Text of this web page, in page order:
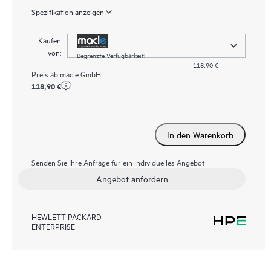
Spezifikation anzeigen
Kaufen
von:
Begrenzte Verfügbarkeit!
118,90 €
Preis ab macle GmbH
118,90 €
In den Warenkorb
Senden Sie Ihre Anfrage für ein individuelles Angebot
Angebot anfordern
HEWLETT PACKARD
ENTERPRISE